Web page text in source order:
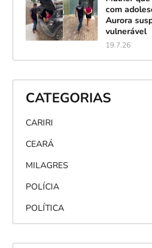
com
Aurora
vulnerável
19.7.26
CATEGORIAS
CARIRI
CEARÁ
MILAGRES
POLÍCIA
POLÍTICA